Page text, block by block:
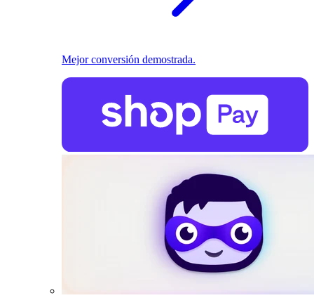
Mejor conversión demostrada.